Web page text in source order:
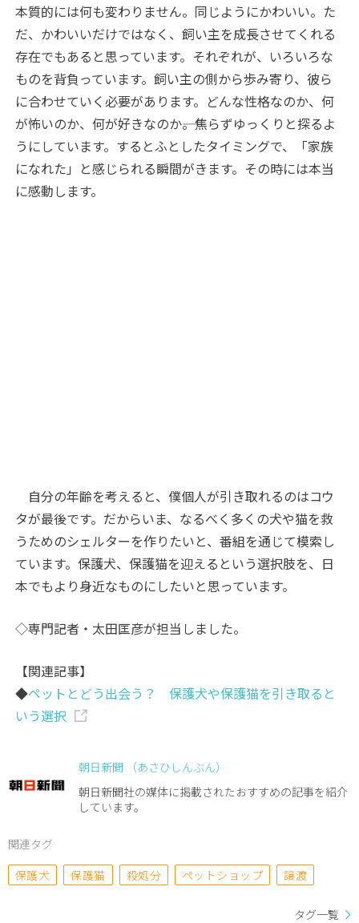
本質的には何も変わりません。同じようにかわいい。た
だ、かわいいだけではなく、飼い主を成長させてくれる
存在でもあると思っています。それぞれが、いろいろな
ものを背負っています。飼い主の側から歩み寄り、彼ら
に合わせていく必要があります。どんな性格なのか、何
が怖いのか、何が好きなのか――。焦らずゆっくりと探るよ
うにしています。するとふとしたタイミングで、「家族
になれた」と感じられる瞬間がきます。その時には本当
に感動します。
自分の年齢を考えると、僕個人が引き取れるのはコウ
タが最後です。だからいま、なるべく多くの犬や猫を救
うためのシェルターを作りたいと、番組を通じて模索し
ています。保護犬、保護猫を迎えるという選択肢を、日
本でもより身近なものにしたいと思っています。
◇専門記者・太田匡彦が担当しました。
【関連記事】
◆ペットとどう出会う？ 保護犬や保護猫を引き取ると
いう選択
朝日新聞 （あさひしんぶん）
朝日新聞社の媒体に掲載されたおすすめの記事を紹介
しています。
関連タグ
保護犬
保護猫 殺処分 ペットショップ 譲渡
タグ一覧